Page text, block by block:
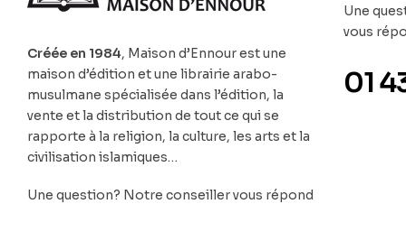
Créée en 1984, Maison d’Ennour est une
maison d’édition et une librairie arabo-
musulmane spécialisée dans l’édition, la
vente et la distribution de tout ce qui se
rapporte à la religion, la culture, les arts et la
civilisation islamiques…
Une question? Notre conseiller vous répond
Une
vous
01